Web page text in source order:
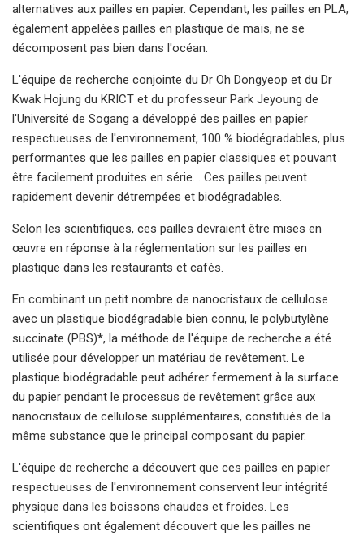
alternatives aux pailles en papier. Cependant, les pailles en PLA,
également appelées pailles en plastique de maïs, ne se
décomposent pas bien dans l'océan.
L'équipe de recherche conjointe du Dr Oh Dongyeop et du Dr
Kwak Hojung du KRICT et du professeur Park Jeyoung de
l'Université de Sogang a développé des pailles en papier
respectueuses de l'environnement, 100 % biodégradables, plus
performantes que les pailles en papier classiques et pouvant
être facilement produites en série. . Ces pailles peuvent
rapidement devenir détrempées et biodégradables.
Selon les scientifiques, ces pailles devraient être mises en
œuvre en réponse à la réglementation sur les pailles en
plastique dans les restaurants et cafés.
En combinant un petit nombre de nanocristaux de cellulose
avec un plastique biodégradable bien connu, le polybutylène
succinate (PBS)*, la méthode de l'équipe de recherche a été
utilisée pour développer un matériau de revêtement. Le
plastique biodégradable peut adhérer fermement à la surface
du papier pendant le processus de revêtement grâce aux
nanocristaux de cellulose supplémentaires, constitués de la
même substance que le principal composant du papier.
L'équipe de recherche a découvert que ces pailles en papier
respectueuses de l'environnement conservent leur intégrité
physique dans les boissons chaudes et froides. Les
scientifiques ont également découvert que les pailles ne